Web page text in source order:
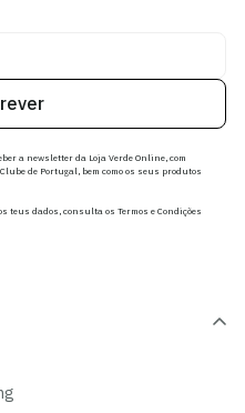
a newsletter da Loja Verde Online, com
de Portugal, bem como os seus produtos
teus dados, consulta os Termos e Condições